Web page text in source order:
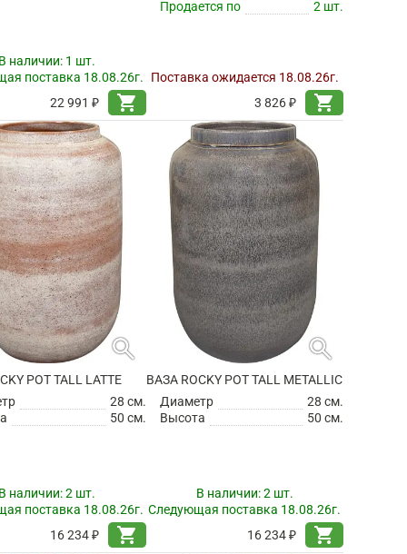
наличии: 1 шт.
поставка 18.08.26г.
22 991 ₽
shopping_cart
Продается по 2 шт.
Поставка ожидается 18.08.26г.
3 826 ₽
shopping_cart
search
POT TALL LATTE
28 см.
50 см.
наличии:2 шт.
поставка 18.08.26г.
16 234 ₽
shopping_cart
search
ВАЗА ROCKY POT TALL METALLIC
Диаметр
28 см.
Высота
50 см.
В наличии:2 шт.
Следующая поставка 18.08.26г.
16 234 ₽
shopping_cart